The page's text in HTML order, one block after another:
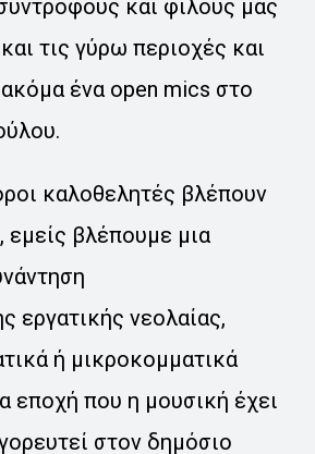
και φίλους μας
τις γύρω περιοχές και
ένα open mics στο
καλοθελητές βλέπουν
εμείς βλέπουμε μια
εργατικής νεολαίας,
ή μικροκομματικά
εποχή που η μουσική έχει
στον δημόσιο